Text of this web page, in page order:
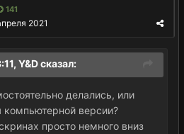
141
2021
Y&Dсказал:
делались, или
компьютерной версии?
просто немного вниз